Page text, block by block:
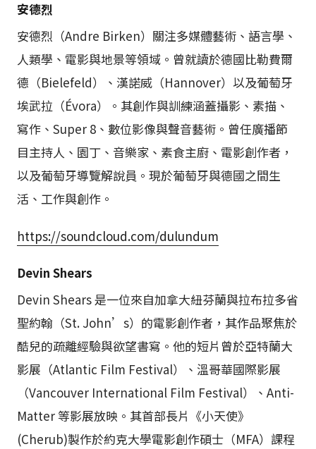
安德烈
安德烈（Andre Birken）關注多媒體藝術、語言學、
人類學、電影與地景等領域。曾就讀於德國比勒費爾
德（Bielefeld）、漢諾威（Hannover）以及葡萄牙
埃武拉（Évora）。其創作與訓練涵蓋攝影、素描、
寫作、Super 8、數位影像與聲音藝術。曾任廣播節
目主持人、園丁、音樂家、素食主廚、電影創作者，
以及葡萄牙導覽解說員。現於葡萄牙與德國之間生
活、工作與創作。
https://soundcloud.com/dulundum
Devin Shears
Devin Shears 是一位來自加拿大紐芬蘭與拉布拉多省
聖約翰（St. John’s）的電影創作者，其作品聚焦於
酷兒的疏離經驗與欲望書寫。他的短片曾於亞特蘭大
影展（Atlantic Film Festival）、溫哥華國際影展
（Vancouver International Film Festival）、Anti-
Matter 等影展放映。其首部長片《小天使》
(Cherub)製作於約克大學電影創作碩士（MFA）課程